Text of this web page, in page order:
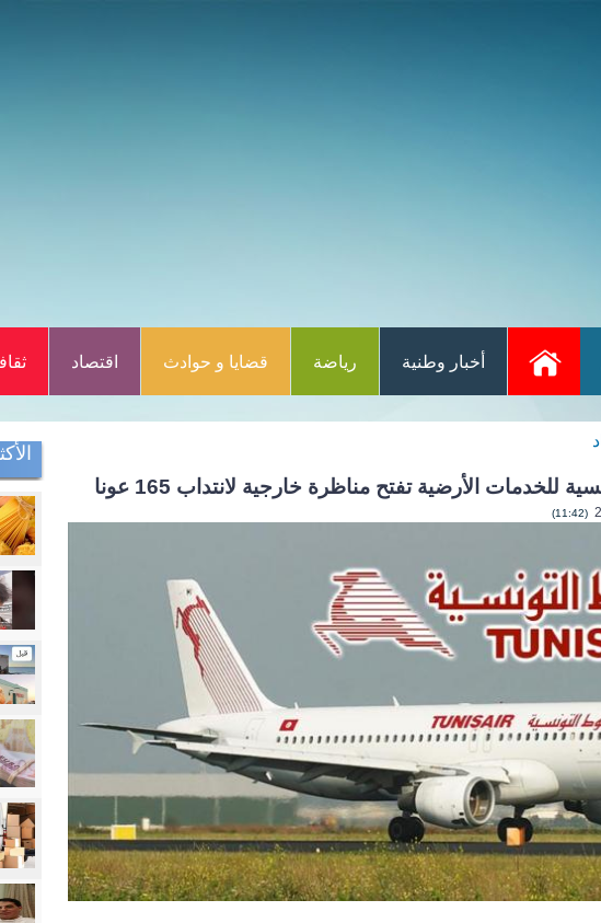
أخبار وطنية رياضة قضايا و حوادث اقتصاد
للخدمات الأرضية تفتح مناظرة خارجية لانتداب 165 عونا
(11:42)